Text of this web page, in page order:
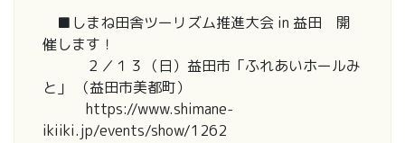
■しまね田舎ツーリズム推進大会 in 益田 開
催します！
２／１３（日）益田市「ふれあいホールみ
と」 （益田市美都町）
https://www.shimane-
ikiiki.jp/events/show/1262